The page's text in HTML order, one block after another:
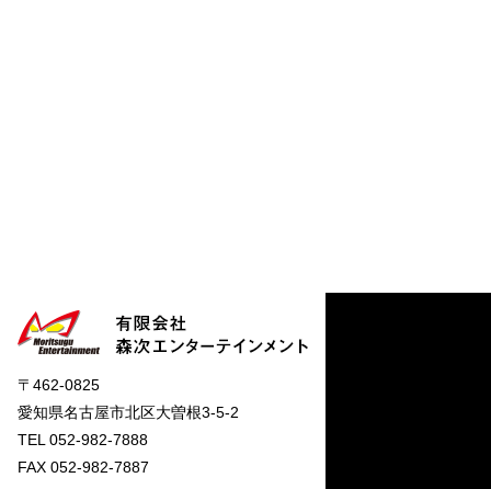
〒462-0825
愛知県名古屋市北区大曽根3-5-2
TEL 052-982-7888
FAX 052-982-7887